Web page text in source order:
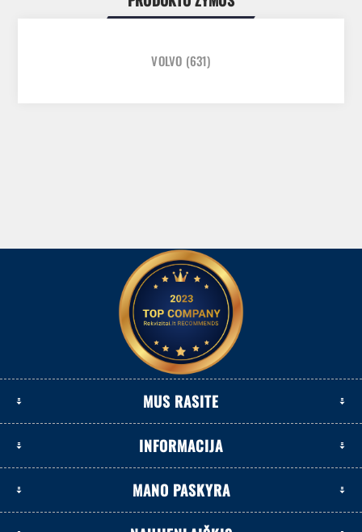
VOLVO (631)
MUS RASITE
INFORMACIJA
MANO PASKYRA